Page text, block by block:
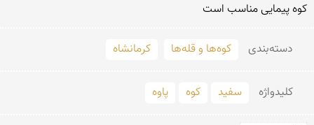
کوە پیمایی مناسب است
دسته‌بندی کوه‌ها و قله‌ها کرمانشاه
کلید‌واژه سفید کوە پاوە